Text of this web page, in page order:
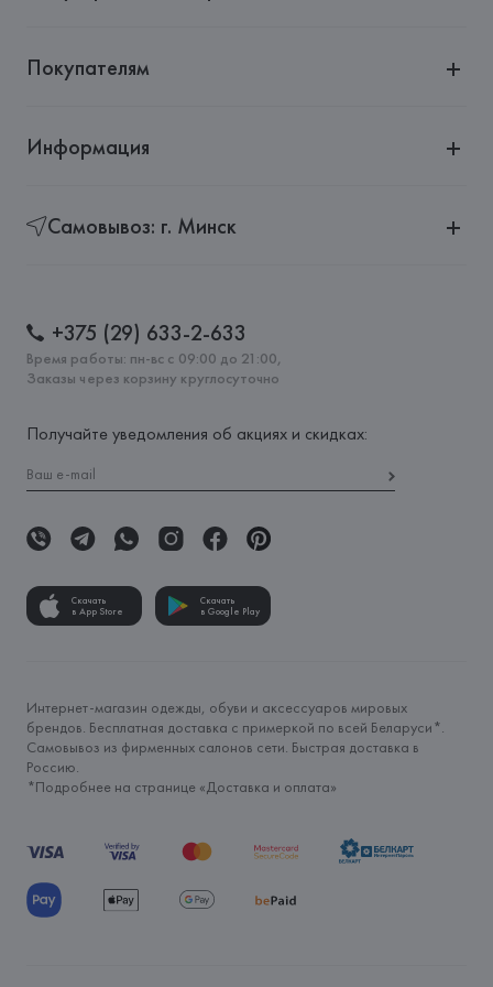
Покупателям
Информация
Самовывоз: г. Минск
+375 (29) 633-2-633
Время работы: пн-вс с 09:00 до 21:00,
Заказы через корзину круглосуточно
Получайте уведомления об акциях и скидках:
Скачать
в App Store
Скачать
в Google Play
Интернет-магазин одежды, обуви и аксессуаров мировых
брендов. Бесплатная доставка с примеркой по всей Беларуси*.
Самовывоз из фирменных салонов сети. Быстрая доставка в
Россию.
*Подробнее на странице «Доставка и оплата»